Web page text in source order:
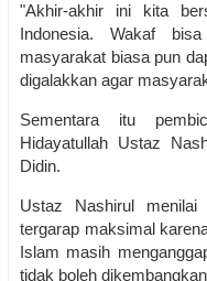
"Akhir-akhir ini kita
Indonesia. Wakaf
masyarakat biasa pun
digalakkan agar
Sementara itu
Hidayatullah Ustaz
Didin.
Ustaz Nashirul
tergarap maksimal
Islam masih
tidak boleh